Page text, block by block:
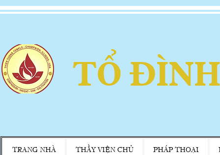
TỔ
TRANG NHÀ THẦY VIỆN CHỦ PHÁP THOẠI